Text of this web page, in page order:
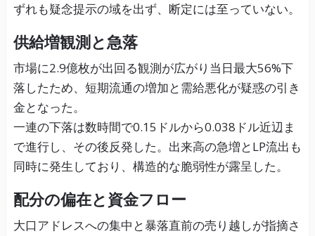
ずれも疑念提示の域を出ず、断定には至っていない。
供給増観測と急落
市場に2.9億枚が出回る観測が広がり当日最大56%下
落したため、短期流通の増加と需給悪化が疑惑の引き
金となった。
一連の下落は数時間で0.15ドルから0.038ドル近辺ま
で進行し、その後反発した。出来高の急増とLP流出も
同時に発生しており、構造的な脆弱性が露呈した。
配分の偏在と資金フロー
大口アドレスへの集中と暴落直前の売り越しが指摘さ